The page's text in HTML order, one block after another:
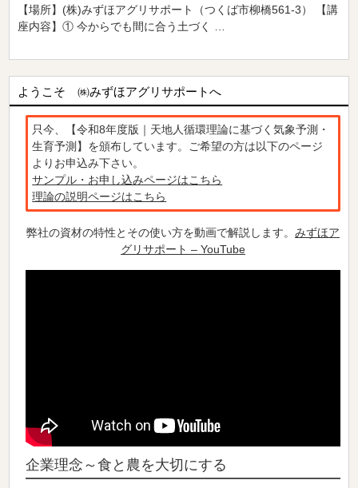
【場所】(株)みずほアグリサポート（つくば市柳橋561-3） 【講
座内容】① 今からでも間に合う土づく …
ようこそ ㈱みずほアグリサポートへ
只今、【令和8年度版｜天地人循環理論に基づく気象予測・
生育予測】を頒布しています。ご希望の方は以下のページ
よりお申込み下さい。
サンプル・お申し込みページはこちら
理論の説明ページはこちら
弊社の資材の特性とその使い方を動画で解説します。 みずほア
グリサポート – YouTube
企業理念～食と農を大切にする